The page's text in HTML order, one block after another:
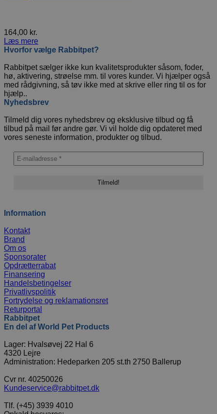
164,00 kr.
Læs mere
Hvorfor vælge Rabbitpet?
Rabbitpet sælger ikke kun kvalitetsprodukter såsom, foder,
hø, aktivering, strøelse mm. til vores kunder. Vi hjælper også
med rådgivning, så tøv ikke med at skrive eller ring til os for
hjælp..
Nyhedsbrev
Tilmeld dig vores nyhedsbrev og eksklusive tilbud og få
tilbud på mail før andre gør. Vi vil holde dig opdateret med
vores seneste information, produkter og tilbud.
Information
Kontakt
Brand
Om os
Sponsorater
Opdrætterrabat
Finansering
Handelsbetingelser
Privatlivspolitik
Fortrydelse og reklamationsret
Returportal
Rabbitpet
En del af World Pet Products
Lager: Hvalsøvej 22 Hal 6
4320 Lejre
Administration: Hedeparken 205 st.th 2750 Ballerup
Cvr nr. 40250026
Kundeservice@rabbitpet.dk
Tlf. (+45) 3939 4010